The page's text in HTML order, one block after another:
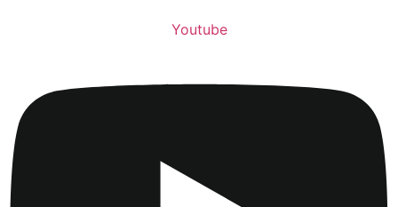
Youtube